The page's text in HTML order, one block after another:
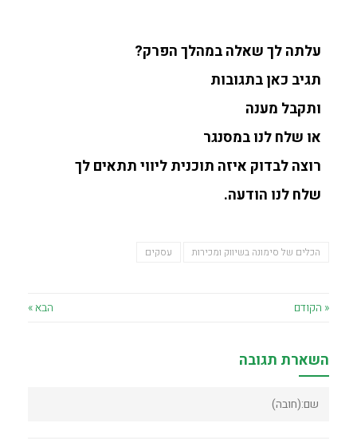
עלתה לך שאלה במהלך הפרק?
תגיב כאן בתגובות
ותקבל מענה
או שלח לנו במסנגר
רוצה לבדוק איזה תוכנית ליווי תתאים לך
שלח לנו הודעה.
הכלים של סימונה בשיווק ומכירות עסקים
« הקודם הבא »
השארת תגובה